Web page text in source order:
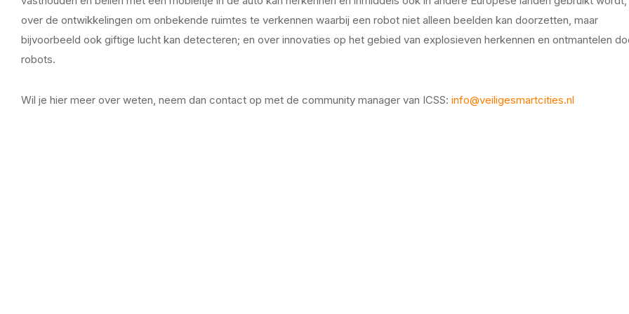
over de ontwikkelingen om onbekende ruimtes te verkennen waarbij een robot niet alleen beelden kan doorzetten, maar
bijvoorbeeld ook giftige lucht kan detecteren; en over innovaties op het gebied van explosieven herkennen en ontmantelen
robots.
Wil je hier meer over weten, neem dan contact op met de community manager van ICSS: info@veiligesmartcities.nl